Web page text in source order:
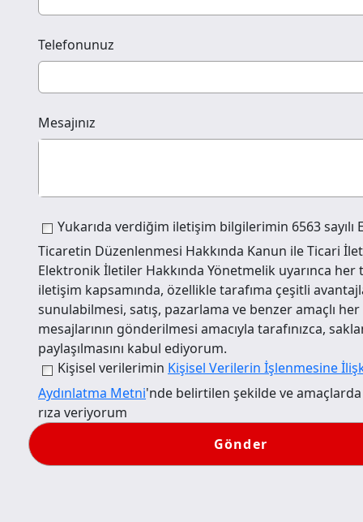
Telefonunuz
Mesajınız
Yukarıda verdiğim iletişim bilgilerimin 6563 sayılı
Ticaretin Düzenlenmesi Hakkında Kanun ile Ticari
Elektronik İletiler Hakkında Yönetmelik uyarınca
iletişim kapsamında, özellikle tarafıma çeşitli
sunulabilmesi, satış, pazarlama ve benzer amaçlı
mesajlarının gönderilmesi amacıyla tarafınızca,
paylaşılmasını kabul ediyorum.
Kişisel verilerimin Kişisel Verilerin İşlenmesine
Aydınlatma Metni'nde belirtilen şekilde ve
rıza veriyorum